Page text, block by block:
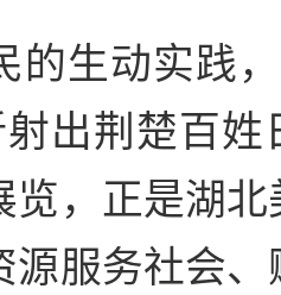
的生动实践
出荆楚百姓
，正是湖
服务社会